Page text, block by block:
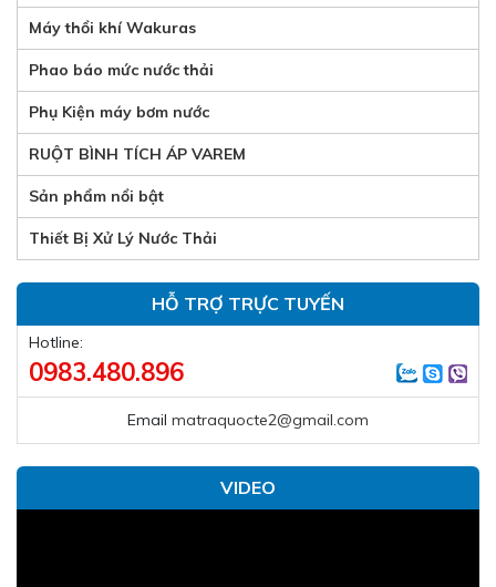
Máy thổi khí Wakuras
Phao báo mức nước thải
Phụ Kiện máy bơm nước
RUỘT BÌNH TÍCH ÁP VAREM
Sản phẩm nổi bật
Thiết Bị Xử Lý Nước Thải
HỖ TRỢ TRỰC TUYẾN
Hotline:
0983.480.896
Email matraquocte2@gmail.com
VIDEO